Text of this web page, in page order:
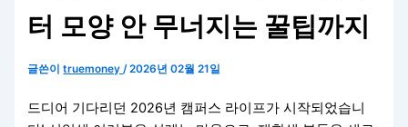
터 모양 안 무너지는 꿀팁까지
글쓴이truemoney/2026년 02월 21일
드디어 기다리던 2026년 캠퍼스 라이프가 시작되었습니